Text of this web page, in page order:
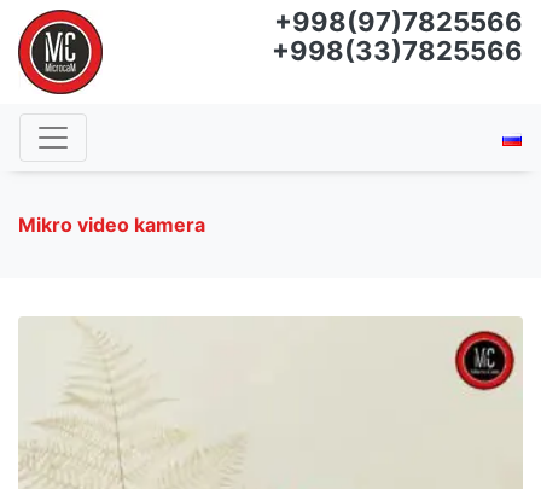
+998(97)7825566
+998(33)7825566
Mikro video kamera